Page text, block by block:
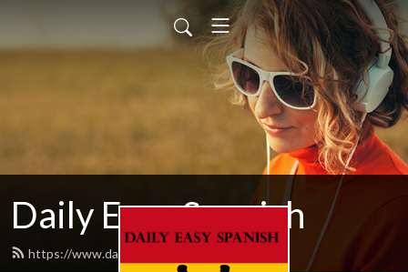
Daily Easy Spanish
https://www.dailyeasyspanish.com/feed.xml